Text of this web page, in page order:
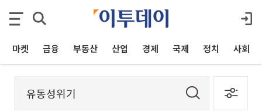
마켓 금융 부동산 산업 경제 국제 정치 사회